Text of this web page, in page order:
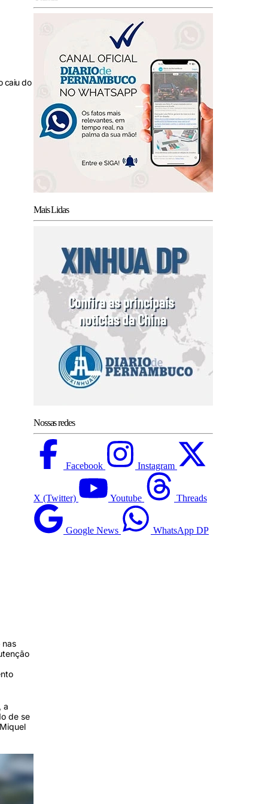
caiu do
nas
a
de se
Mais Lidas
Nossas redes
Facebook Instagram
X (Twitter) Youtube Threads
Google News WhatsApp DP